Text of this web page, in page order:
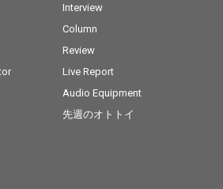
Interview
Column
Review
Live Report
Audio Equipment
先週のオトトイ